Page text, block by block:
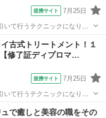
提携サイト 7月25日
いて行うテクニックになりま
して頂きます。お客様は洋服
ゆっくり加えながら押して
え...
イ古式トリートメント！１
修了証ディプロマ…
提携サイト 7月25日
いて行うテクニックになりま
して頂きます。お客様は洋服
をゆっくり加えながら押して
で癒しと美容の職をその